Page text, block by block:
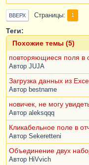
ВВЕРХ Страницы 1
Теги:
Похожие темы (5)
повторяющиеся поля в
Автор JUJA
Загрузка данных из
Автор bestname
новичек, не могу
Автор aleksqqq
Кликабельное поле в
Автор Sekeretteni
Объединение двух
Автор HiVvich